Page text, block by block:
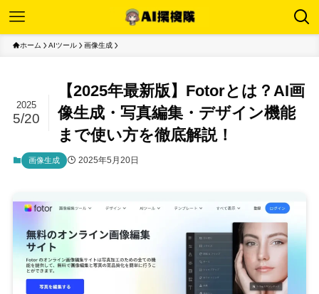
ホーム AIツール 画像生成
【2025年最新版】Fotorとは？AI画
像生成・写真編集・デザイン機能
まで使い方を徹底解説！
2025
5/20
画像生成 2025年5月20日